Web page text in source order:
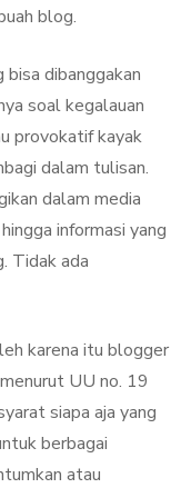
blog.
dibanggakan
soal kegalauan
provokatif kayak
dalam tulisan.
dalam media
informasi yang
Tidak ada
karena itu blogger
UU no. 19
siapa aja yang
berbagai
atau